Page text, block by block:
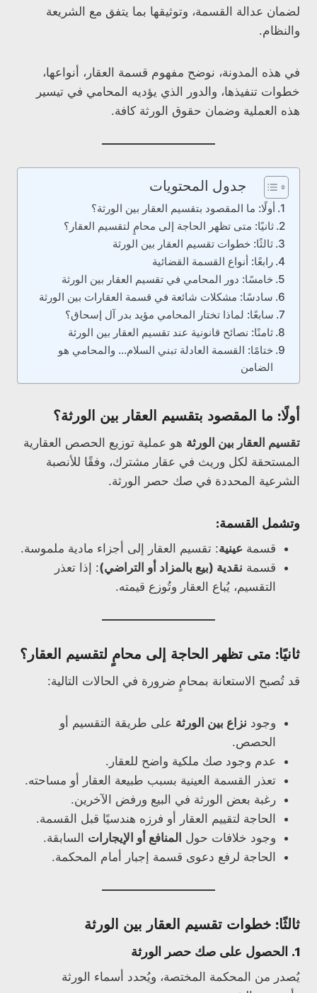
لضمان عدالة القسمة، وتوثيقها بما يتفق مع الشريعة
والنظام.
في هذه المدونة، نوضح مفهوم قسمة العقار، أنواعها،
خطوات تنفيذها، والدور الذي يؤديه المحامي في تيسير
هذه العملية وضمان حقوق الورثة كافة.
جدول المحتويات
أولًا: ما المقصود بتقسيم العقار بين الورثة؟
ثانيًا: متى تظهر الحاجة إلى محامٍ لتقسيم العقار؟
ثالثًا: خطوات تقسيم العقار بين الورثة
رابعًا: أنواع القسمة القضائية
خامسًا: دور المحامي في تقسيم العقار بين الورثة
سادسًا: مشكلات شائعة في قسمة العقارات بين الورثة
سابعًا: لماذا تختار المحامي مؤيد بدر آل إسحاق؟
ثامنًا: نصائح قانونية عند تقسيم العقار بين الورثة
ختامًا: القسمة العادلة تبني السلام… والمحامي هو
الضامن
أولًا: ما المقصود بتقسيم العقار بين الورثة؟
تقسيم العقار بين الورثة هو عملية توزيع الحصص العقارية
المستحقة لكل وريث في عقار مشترك، وفقًا للأنصبة
الشرعية المحددة في صك حصر الورثة.
وتشمل القسمة:
قسمة عينية: تقسيم العقار إلى أجزاء مادية ملموسة.
قسمة نقدية (بيع بالمزاد أو التراضي): إذا تعذر
التقسيم، يُباع العقار وتُوزع قيمته.
ثانيًا: متى تظهر الحاجة إلى محامٍ لتقسيم العقار؟
قد تُصبح الاستعانة بمحامٍ ضرورة في الحالات التالية:
وجود نزاع بين الورثة على طريقة التقسيم أو
الحصص.
عدم وجود صك ملكية واضح للعقار.
تعذر القسمة العينية بسبب طبيعة العقار أو مساحته.
رغبة بعض الورثة في البيع ورفض الآخرين.
الحاجة لتقييم العقار أو فرزه هندسيًا قبل القسمة.
وجود خلافات حول المنافع أو الإيجارات السابقة.
الحاجة لرفع دعوى قسمة إجبار أمام المحكمة.
ثالثًا: خطوات تقسيم العقار بين الورثة
1. الحصول على صك حصر الورثة
يُصدر من المحكمة المختصة، ويُحدد أسماء الورثة